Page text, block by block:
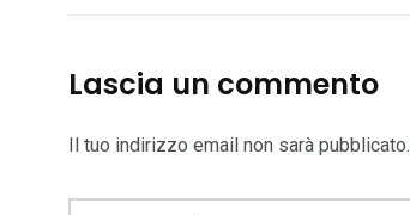
Lascia un commento
Il tuo indirizzo email non sarà pubblicato.